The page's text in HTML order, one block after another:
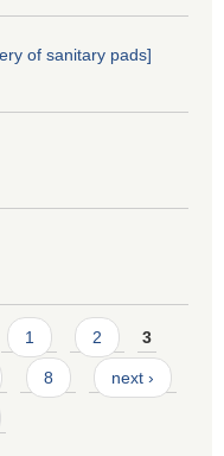
of sanitary pads]
1 2 3
8 next ›